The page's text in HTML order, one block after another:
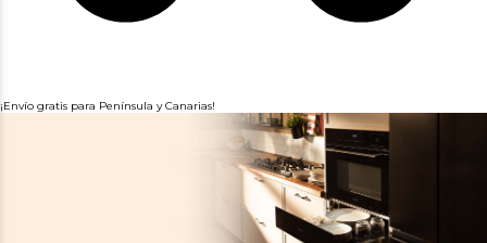
¡Envío gratis para Península y Canarias!